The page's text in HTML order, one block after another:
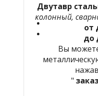
Двутавр
колонный,
от
до
Вы
"